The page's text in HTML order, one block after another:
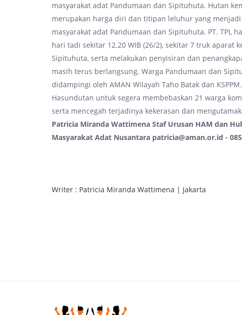
masyarakat adat Pandumaan dan Sipituhuta. Hutan
merupakan harga diri dan titipan leluhur yang
masyarakat adat Pandumaan dan Sipituhuta. PT. TPL
hari tadi sekitar 12.20 WIB (26/2), sekitar 7 truk aparat
Sipituhuta, serta melakukan penyisiran dan
masih terus berlangsung. Warga Pandumaan dan
didampingi oleh AMAN Wilayah Taho Batak dan
Hasundutan untuk segera membebaskan 21 warga
serta mencegah terjadinya kekerasan dan
Patricia Miranda Wattimena Staf Urusan HAM dan
Masyarakat Adat Nusantara patricia@aman.or.id -
Writer : Patricia Miranda Wattimena | Jakarta